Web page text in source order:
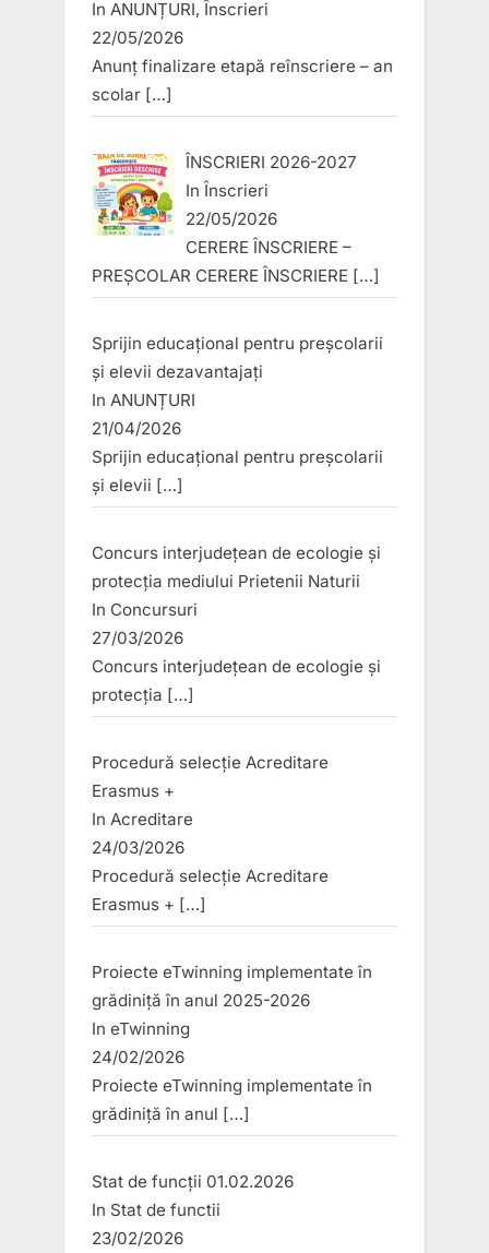
In ANUNȚURI, Înscrieri
22/05/2026
Anunț finalizare etapă reînscriere – an
scolar […]
ÎNSCRIERI 2026-2027
InÎnscrieri
22/05/2026
CERERE ÎNSCRIERE –
PREȘCOLAR CERERE ÎNSCRIERE […]
Sprijin educațional pentru preșcolarii
și elevii dezavantajați
In ANUNȚURI
21/04/2026
Sprijin educațional pentru preșcolarii
și elevii […]
Concurs interjudețean de ecologie și
protecția mediului Prietenii Naturii
In Concursuri
27/03/2026
Concurs interjudețean de ecologie și
protecția […]
Procedură selecție Acreditare
Erasmus +
In Acreditare
24/03/2026
Procedură selecție Acreditare
Erasmus + […]
Proiecte eTwinning implementate în
grădiniță în anul 2025-2026
In eTwinning
24/02/2026
Proiecte eTwinning implementate în
grădiniță în anul […]
Stat de funcții 01.02.2026
In Stat de functii
23/02/2026